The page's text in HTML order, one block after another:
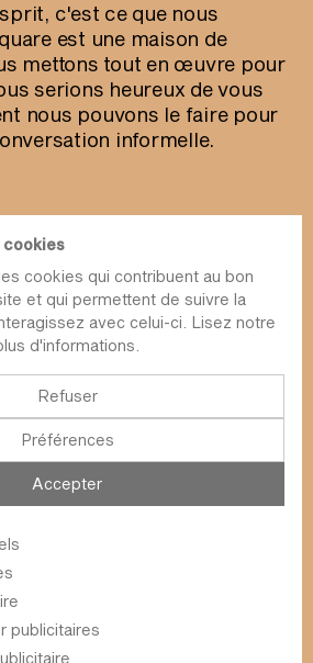
c'est ce que nous
est une maison de
mettons tout en œuvre pour
serions heureux de vous
nous pouvons le faire pour
informelle.
À propos de nous
Simulateur
Infolettre
Westrem)
cookies
cookies qui contribuent au bon
et qui permettent de suivre la
avec celui-ci. Lisez notre
d'informations.
Refuser
Préférences
Accepter
publicitaires